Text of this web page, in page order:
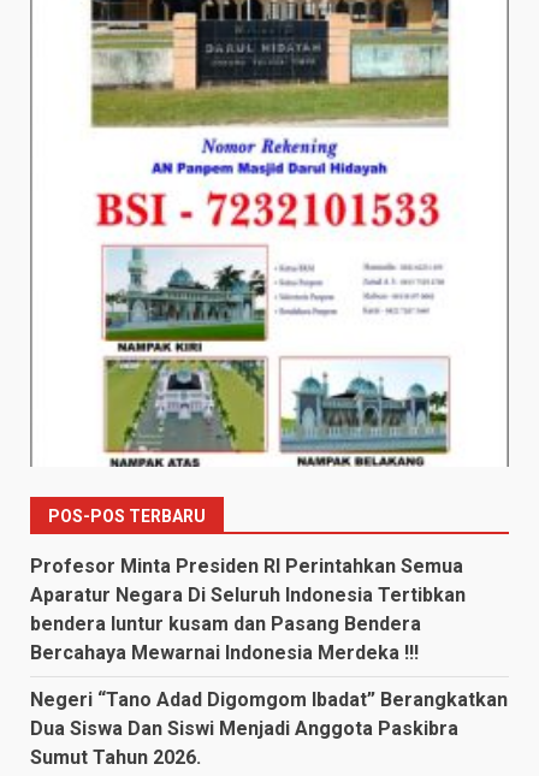
POS-POS TERBARU
Profesor Minta Presiden RI Perintahkan Semua
Aparatur Negara Di Seluruh Indonesia Tertibkan
bendera luntur kusam dan Pasang Bendera
Bercahaya Mewarnai Indonesia Merdeka !!!
Negeri “Tano Adad Digomgom Ibadat” Berangkatkan
Dua Siswa Dan Siswi Menjadi Anggota Paskibra
Sumut Tahun 2026.